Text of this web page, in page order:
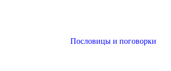
Пословицы и поговорки